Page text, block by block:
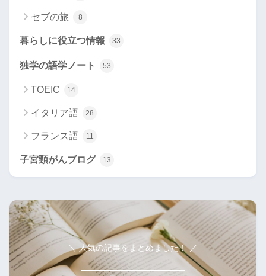
セブの旅 8
暮らしに役立つ情報 33
独学の語学ノート 53
TOEIC 14
イタリア語 28
フランス語 11
子宮頸がんブログ 13
＼ 人気の記事をまとめました！ ／